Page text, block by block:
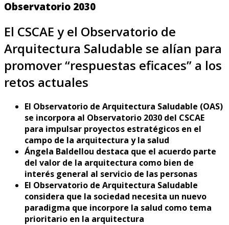
Observatorio 2030
El CSCAE y el Observatorio de
Arquitectura Saludable se alían para
promover “respuestas eficaces” a los
retos actuales
El Observatorio de Arquitectura Saludable (OAS)
se incorpora al Observatorio 2030 del CSCAE
para impulsar proyectos estratégicos en el
campo de la arquitectura y la salud
Ángela Baldellou destaca que el acuerdo parte
del valor de la arquitectura como bien de
interés general al servicio de las personas
El Observatorio de Arquitectura Saludable
considera que la sociedad necesita un nuevo
paradigma que incorpore la salud como tema
prioritario en la arquitectura